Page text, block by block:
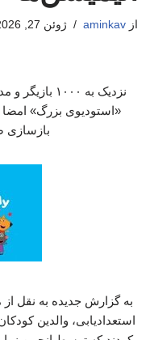
از aminkav ژوئن 27, 2026
نزدیک به
«استودیوی بزرگ» امضا
بازسازی
استعدادیابی، والدین